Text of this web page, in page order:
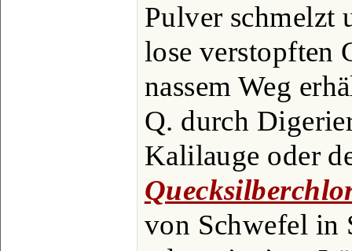
Pulver schmelzt
lose verstopften
nassem Weg
Q. durch
Kalilauge oder
von Schwefel in